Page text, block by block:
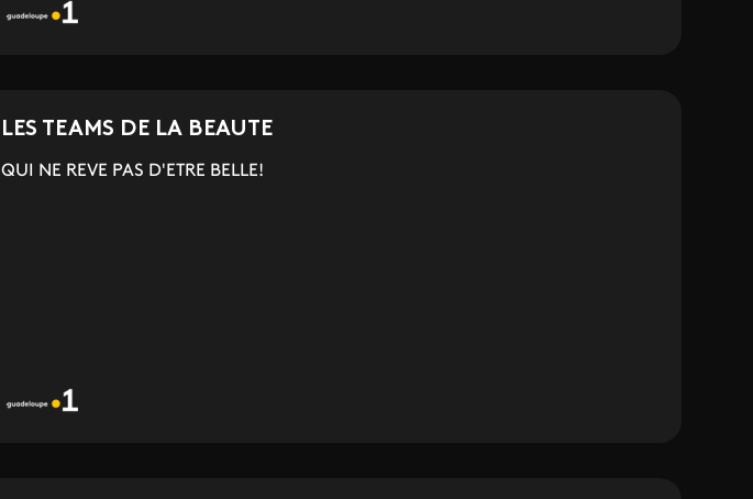
LES TEAMS DE LA BEAUTE
QUI NE REVE PAS D'ETRE BELLE!